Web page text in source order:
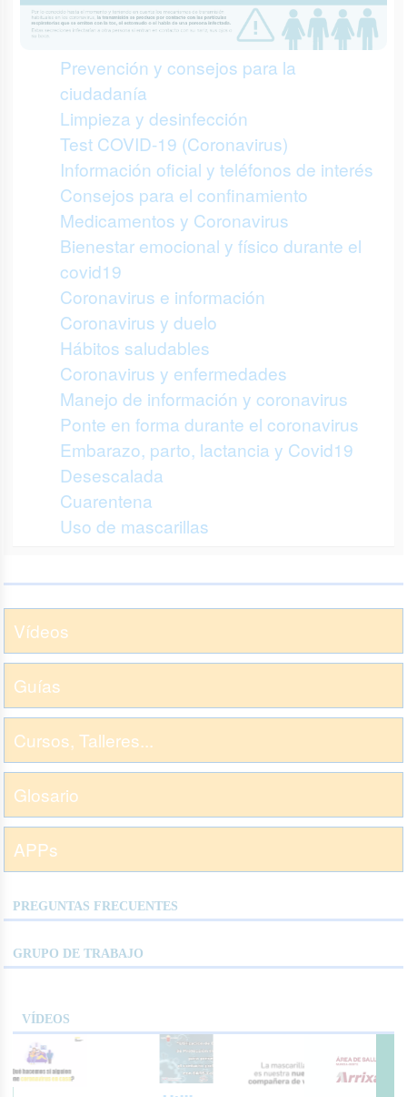
Prevención y consejos para la
ciudadanía
Limpieza y desinfección
Test COVID-19 (Coronavirus)
Información oficial y teléfonos de interés
Consejos para el confinamiento
Medicamentos y Coronavirus
Bienestar emocional y físico durante el
covid19
Coronavirus e información
Coronavirus y duelo
Hábitos saludables
Coronavirus y enfermedades
Manejo de información y coronavirus
Ponte en forma durante el coronavirus
Embarazo, parto, lactancia y Covid19
Desescalada
Cuarentena
Uso de mascarillas
Vídeos
Guías
Cursos, Talleres...
Glosario
APPs
PREGUNTAS FRECUENTES
GRUPO DE TRABAJO
VÍDEOS